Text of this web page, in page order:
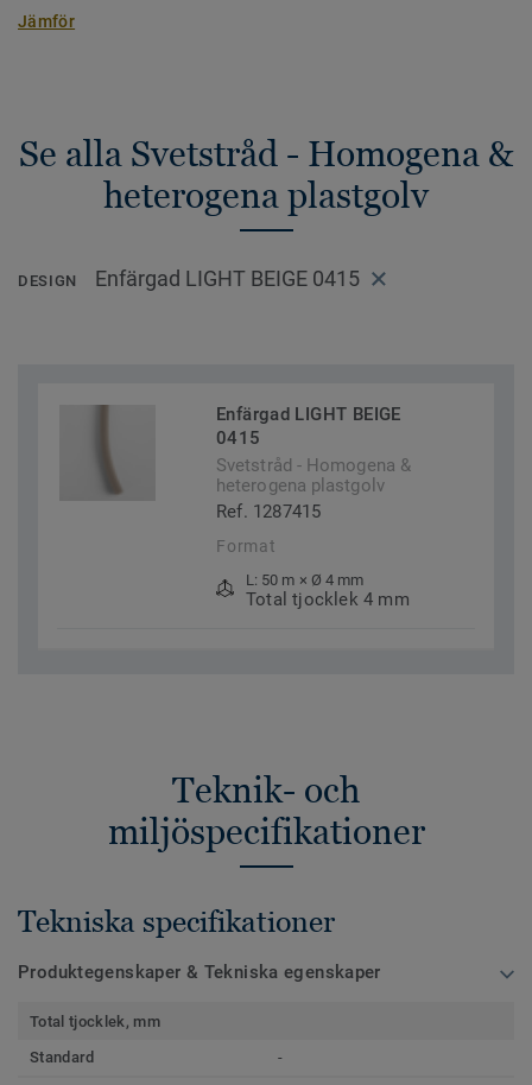
Jämför
Se alla Svetstråd - Homogena &
heterogena plastgolv
DESIGN Enfärgad LIGHT BEIGE 0415
Enfärgad LIGHT BEIGE
0415
Svetstråd - Homogena &
heterogena plastgolv
Ref. 1287415
Format
L: 50 m × Ø 4 mm
Total tjocklek 4 mm
Teknik- och
miljöspecifikationer
Tekniska specifikationer
Produktegenskaper & Tekniska egenskaper
Total tjocklek, mm
Standard
-